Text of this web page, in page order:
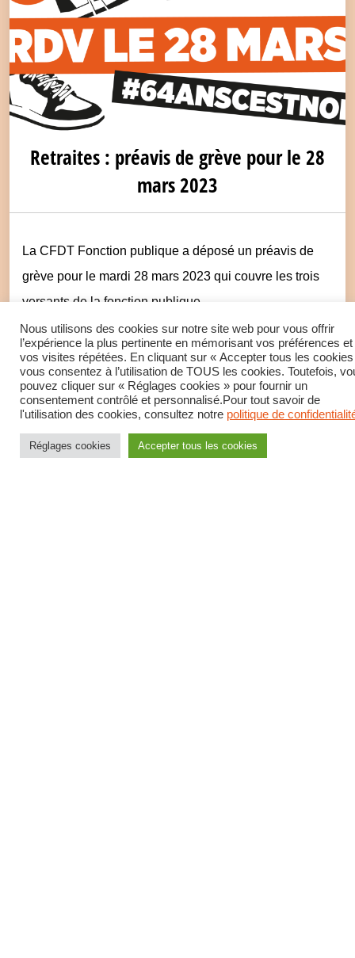
Retraites : préavis de grève pour le 28
mars 2023
La CFDT Fonction publique a déposé un préavis de
grève pour le mardi 28 mars 2023 qui couvre les trois
versants de la fonction publique.
LIRE LA SUITE
Nous utilisons des cookies sur notre site web pour vous offrir
l’expérience la plus pertinente en mémorisant vos préférences et
vos visites répétées. En cliquant sur « Accepter tous les
vous consentez à l’utilisation de TOUS les cookies. Toutefois,
pouvez cliquer sur « Réglages cookies » pour fournir un
consentement contrôlé et personnalisé.Pour tout savoir de
l'utilisation des cookies, consultez notre politique de
Réglages cookies Accepter tous les cookies